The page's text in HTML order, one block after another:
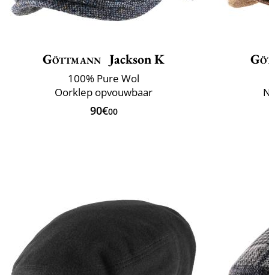
Göttmann Jackson K
100% Pure Wol
Oorklep opvouwbaar
90€00